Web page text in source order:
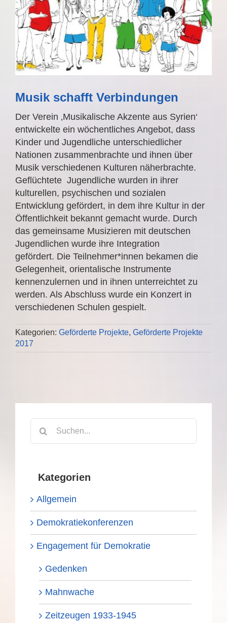
Musik schafft Verbindungen
Der Verein ‚Musikalische Akzente aus Syrien‘
entwickelte ein wöchentliches Angebot, dass
Kinder und Jugendliche unterschiedlicher
Nationen zusammenbrachte und ihnen über
Musik verschiedenen Kulturen näherbrachte.
Geflüchtete Jugendliche wurden in ihrer
kulturellen, psychischen und sozialen
Entwicklung gefördert, in dem ihre Kultur in der
Öffentlichkeit bekannt gemacht wurde. Durch
das gemeinsame Musizieren mit deutschen
Jugendlichen wurde ihre Integration
gefördert. Die Teilnehmer*innen bekamen die
Gelegenheit, orientalische Instrumente
kennenzulernen und in ihnen unterreichtet zu
werden. Als Abschluss wurde ein Konzert in
verschiedenen Schulen gespielt.
Kategorien: Geförderte Projekte, Geförderte Projekte
2017
nach:
Kategorien
Allgemein
Demokratiekonferenzen
Engagement für Demokratie
Gedenken
Mahnwache
Zeitzeugen 1933-1945